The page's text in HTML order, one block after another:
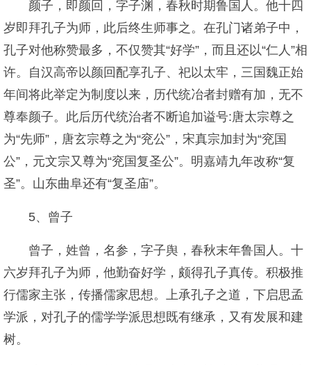
颜子，即颜回，字子渊，春秋时期鲁国人。他十四
岁即拜孔子为师，此后终生师事之。在孔门诸弟子中，
孔子对他称赞最多，不仅赞其“好学”，而且还以“仁人”相
许。自汉高帝以颜回配享孔子、祀以太牢，三国魏正始
年间将此举定为制度以来，历代统冶者封赠有加，无不
尊奉颜子。此后历代统治者不断追加谥号:唐太宗尊之
为“先师”，唐玄宗尊之为“兖公”，宋真宗加封为“兖国
公”，元文宗又尊为“兖国复圣公”。明嘉靖九年改称“复
圣”。山东曲阜还有“复圣庙”。
5、曾子
曾子，姓曾，名参，字子舆，春秋末年鲁国人。十
六岁拜孔子为师，他勤奋好学，颇得孔子真传。积极推
行儒家主张，传播儒家思想。上承孔子之道，下启思孟
学派，对孔子的儒学学派思想既有继承，又有发展和建
树。